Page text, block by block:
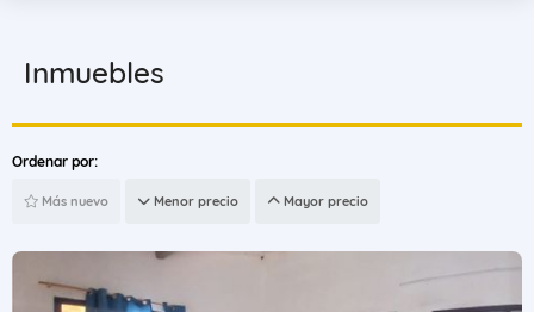
Inmuebles
Ordenar por:
Más nuevo Menor precio Mayor precio